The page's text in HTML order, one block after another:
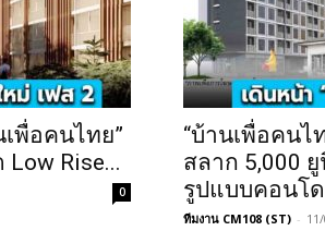
เพื่อคนไทย”
Rise...
0
“บ้านเพื่อคนไ
สลาก 5,000 ยู
รูปแบบคอนโด
ทีมงาน CM108 (ST) -